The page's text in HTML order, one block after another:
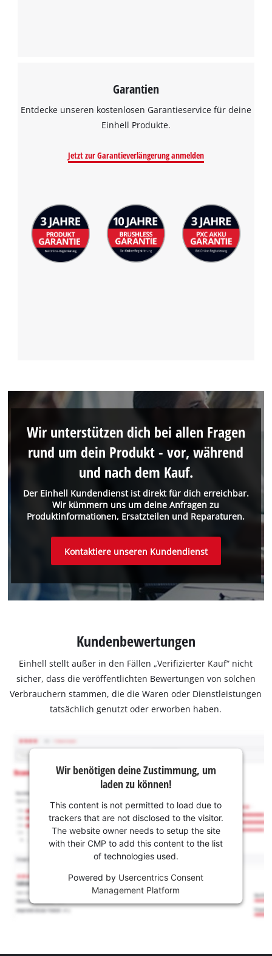
Garantien
Entdecke unseren kostenlosen Garantieservice für deine
Einhell Produkte.
Jetzt zur Garantieverlängerung anmelden
Der Einhell Kundendienst ist direkt für dich erreichbar.
Wir kümmern uns um deine Anfragen zu
Produktinformationen, Ersatzteilen und Reparaturen.
Wir unterstützen dich bei allen Fragen
rund um dein Produkt - vor, während
und nach dem Kauf.
Kontaktiere unseren Kundendienst
Kundenbewertungen
Einhell stellt außer in den Fällen „Verifizierter Kauf“ nicht
sicher, dass die veröffentlichten Bewertungen von solchen
Verbrauchern stammen, die die Waren oder Dienstleistungen
tatsächlich genutzt oder erworben haben.
Wir benötigen deine Zustimmung, um
laden zu können!
This content is not permitted to load due to
trackers that are not disclosed to the visitor.
The website owner needs to setup the site
with their CMP to add this content to the list
of technologies used.
Powered by Usercentrics Consent
Management Platform